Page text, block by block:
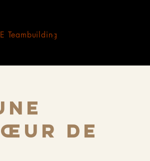
Teambuilding
de